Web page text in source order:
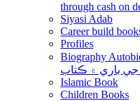
Siyasi Adab
Career build
Profiles
Biography
جي باري ۾ ڪتاب
Islamic Book
Children Books